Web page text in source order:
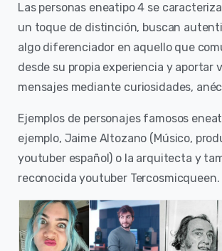
Las personas eneatipo 4 se
un toque de distinción, buscan
algo diferenciador en aquello que
desde su propia experiencia y aportar
mensajes mediante curiosidades,
Ejemplos de personajes famosos
ejemplo, Jaime Altozano (Músico,
youtuber español) o la arquitecta y
reconocida youtuber Tercosmicqueen.